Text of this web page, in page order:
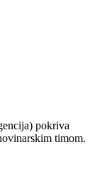
pokriva
timom.